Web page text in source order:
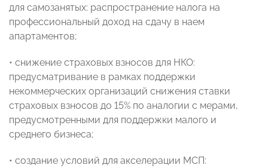
для самозанятых: распространение налога на
профессиональный доход на сдачу в наем
апартаментов;
• снижение страховых взносов для НКО:
предусматривание в рамках поддержки
некоммерческих организаций снижения ставки
страховых взносов до 15% по аналогии с мерами,
предусмотренными для поддержки малого и
среднего бизнеса;
• создание условий для акселерации МСП: